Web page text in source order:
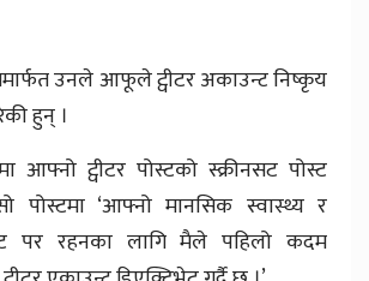
उनले आफूले ट्वीटर अकाउन्ट निष्कृय
हुन् ।
आफ्नो ट्वीटर पोस्टको स्क्रीनसट पोस्ट
‘आफ्नो मानसिक स्वास्थ्य र
पर रहनका लागि मैले पहिलो कदम